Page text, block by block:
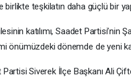
birlikte teşkilatın daha güçlü bir
katılımı, Saadet Partisi’nin
önümüzdeki dönemde de yeni
Partisi Siverek İlçe Başkanı Ali